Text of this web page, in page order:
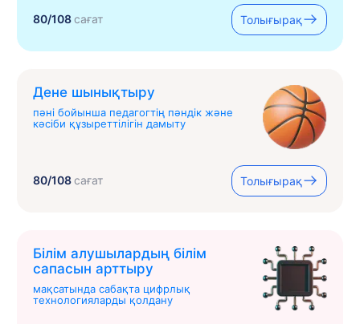
80/108сағат Толығырақ
Дене шынықтыру
пәні бойынша педагогтің пәндік және
кәсіби құзыреттілігін дамыту
80/108сағат Толығырақ
Білім алушылардың білім
сапасын арттыру
мақсатында сабақта цифрлық
технологияларды қолдану